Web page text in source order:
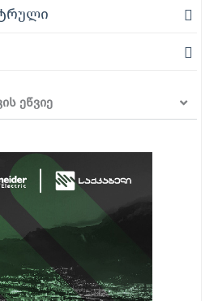
ეწვიე